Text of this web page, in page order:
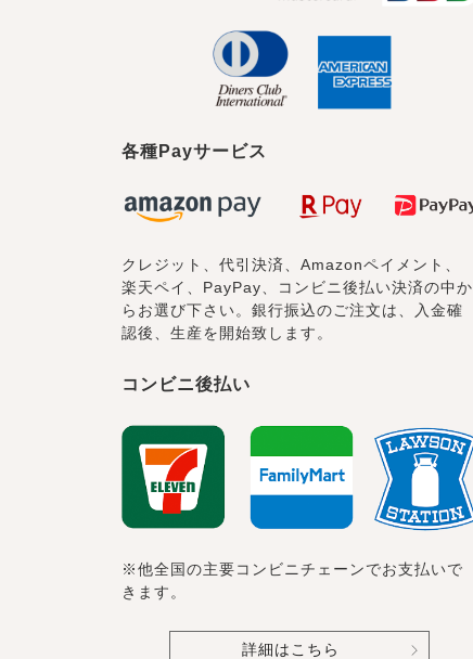
各種Payサービス
クレジット、代引決済、Amazonペイメント、
楽天ペイ、PayPay、コンビニ後払い決済の中か
らお選び下さい。銀行振込のご注文は、入金確
認後、生産を開始致します。
コンビニ後払い
※他全国の主要コンビニチェーンでお支払いで
きます。
詳細はこちら